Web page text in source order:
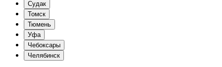
Судак
Томск
Тюмень
Уфа
Чебоксары
Челябинск